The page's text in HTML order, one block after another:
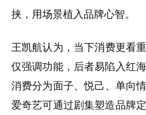
挟，用场景植入品牌心智。
王凯航认为， 当下消费更看
仅强调功能，后者易陷入红
消费分为面子、悦己、单向
爱奇艺可通过剧集塑造品牌